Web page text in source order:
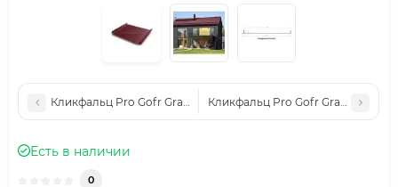
Кликфальц Pro Gofr Grand Line 0,45 Drap ST с пленкой на
Кликфальц Pro Gofr Grand Line
Есть в наличии
0